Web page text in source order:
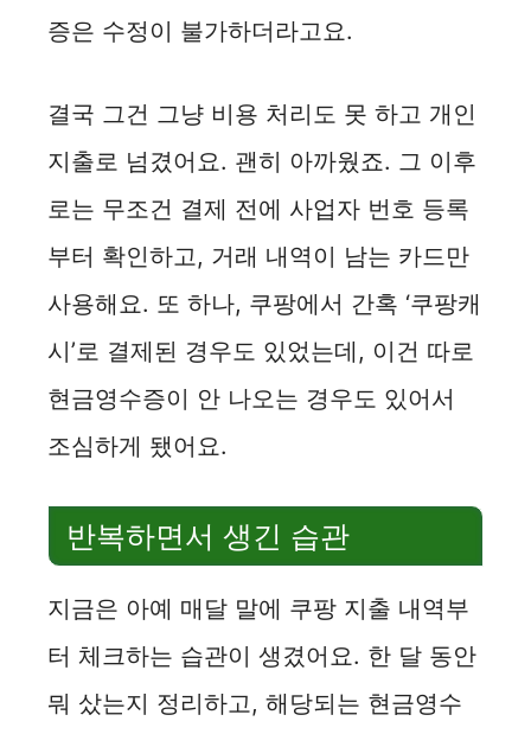
증은 수정이 불가하더라고요.
결국 그건 그냥 비용 처리도 못 하고 개인
지출로 넘겼어요. 괜히 아까웠죠. 그 이후
로는 무조건 결제 전에 사업자 번호 등록
부터 확인하고, 거래 내역이 남는 카드만
사용해요. 또 하나, 쿠팡에서 간혹 ‘쿠팡캐
시’로 결제된 경우도 있었는데, 이건 따로
현금영수증이 안 나오는 경우도 있어서
조심하게 됐어요.
반복하면서 생긴 습관
지금은 아예 매달 말에 쿠팡 지출 내역부
터 체크하는 습관이 생겼어요. 한 달 동안
뭐 샀는지 정리하고, 해당되는 현금영수